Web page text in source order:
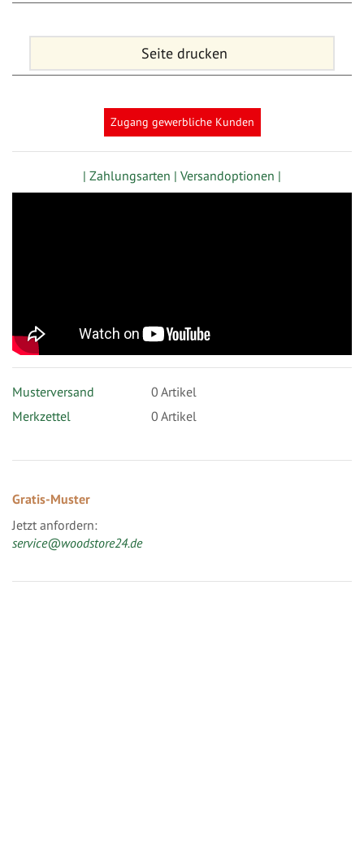
Seite drucken
Zugang gewerbliche Kunden
| Zahlungsarten | Versandoptionen |
Musterversand 0 Artikel
Merkzettel
0 Artikel
Gratis-Muster
Jetzt anfordern:
service@woodstore24.de